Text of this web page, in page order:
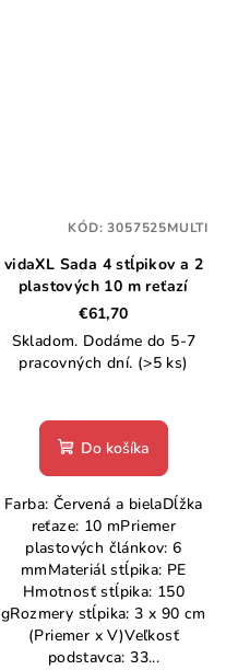
vidaXL Sada 4 stĺpikov a 2
plastových 10 m reťazí
€61,70
Skladom. Dodáme do 5-7
pracovných dní. (>5 ks)
Do košíka
Farba: Červená a bielaDĺžka
reťaze: 10 mPriemer
plastových článkov: 6
mmMateriál stĺpika: PE
Hmotnosť stĺpika: 150
gRozmery stĺpika: 3 x 90 cm
(Priemer x V)Veľkosť
podstavca: 33...
KÓD:3057525MULTI